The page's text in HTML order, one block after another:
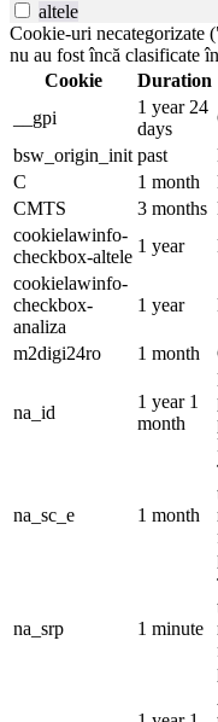
altele
Cookie-uri necategorizate
nu au fost încă clasificate
Cookie
Duration
__gpi
1 year 24
days
bsw_origin_init past
C
1 month
CMTS
3 months
cookielawinfo-
checkbox-altele
1 year
cookielawinfo-
checkbox-
analiza
1 year
m2digi24ro 1 month
na_id
1 year 1
month
na_sc_e 1 month
na_srp 1 minute